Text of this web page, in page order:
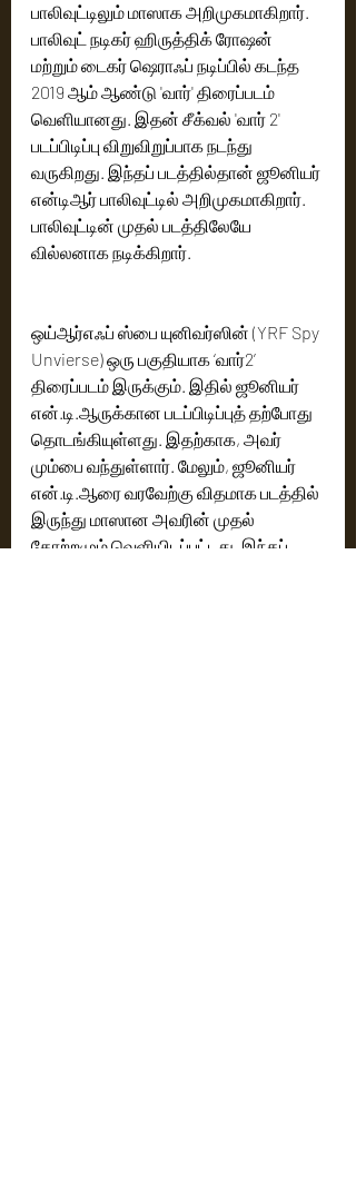
பாலிவுட்டிலும் மாஸாக அறிமுகமாகிறார்.
பாலிவுட் நடிகர் ஹிருத்திக் ரோஷன்
மற்றும் டைகர் ஷெராஃப் நடிப்பில் கடந்த
2019 ஆம் ஆண்டு 'வார்' திரைப்படம்
வெளியானது. இதன் சீக்வல் 'வார் 2'
படப்பிடிப்பு விறுவிறுப்பாக நடந்து
வருகிறது. இந்தப் படத்தில்தான் ஜூனியர்
என்டிஆர் பாலிவுட்டில் அறிமுகமாகிறார்.
பாலிவுட்டின் முதல் படத்திலேயே
வில்லனாக நடிக்கிறார்.
ஒய்ஆர்எஃப் ஸ்பை யுனிவர்ஸின் (YRF Spy
Unvierse) ஒரு பகுதியாக ‘வார்2’
திரைப்படம் இருக்கும். இதில் ஜூனியர்
என்.டி.ஆருக்கான படப்பிடிப்புத் தற்போது
தொடங்கியுள்ளது. இதற்காக, அவர்
மும்பை வந்துள்ளார். மேலும், ஜூனியர்
என்.டி.ஆரை வரவேற்கு விதமாக படத்தில்
இருந்து மாஸான அவரின் முதல்
தோற்றமும் வெளியிடப்பட்டது. இந்தப்